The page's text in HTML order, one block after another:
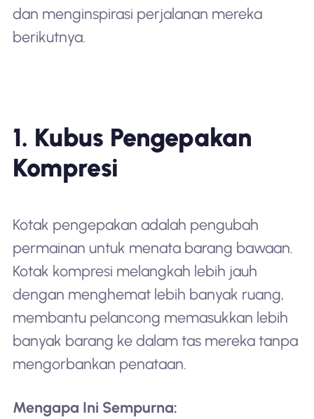
dan menginspirasi perjalanan mereka
berikutnya.
1. Kubus Pengepakan
Kompresi
Kotak pengepakan adalah pengubah
permainan untuk menata barang bawaan.
Kotak kompresi melangkah lebih jauh
dengan menghemat lebih banyak ruang,
membantu pelancong memasukkan lebih
banyak barang ke dalam tas mereka tanpa
mengorbankan penataan.
Mengapa Ini Sempurna: